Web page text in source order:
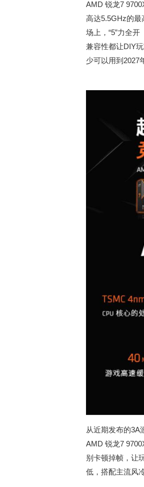
AMD 锐龙7
高达5.5GHz的最
场上，“5”力全
兼容性都让DIY
少可以用到2027
从近期发布的3A
AMD 锐龙7
别卡顿掉帧，让
低，搭配主流风